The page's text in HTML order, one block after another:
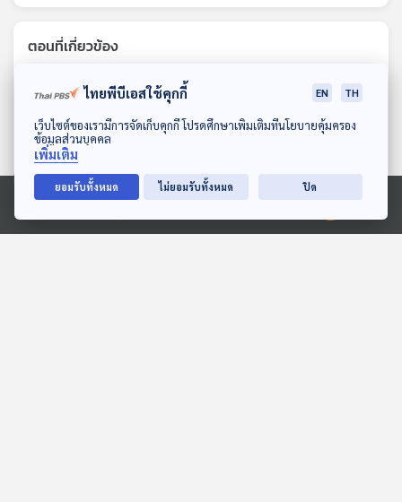
ดาวน์โหลด Thai PBS Podcast Application
Ⓒ 2020 องค์การกระจายเสียงและแพร่ภาพสาธารณะแห่งประเทศไทย
ตอนที่เกี่ยวข้อง
ไทยพีบีเอสใช้คุกกี้ EN TH
เว็บไซต์ของเรามีการจัดเก็บคุกกี้ โปรดศึกษาเพิ่มเติมที่นโยบายคุ้มครอง
ข้อมูลส่วนบุคคล
เพิ่มเติม
ยอมรับทั้งหมด ไม่ยอมรับทั้งหมด ปิด